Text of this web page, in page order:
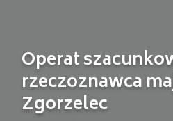
Operat
rzeczoznawca
Zgorzelec